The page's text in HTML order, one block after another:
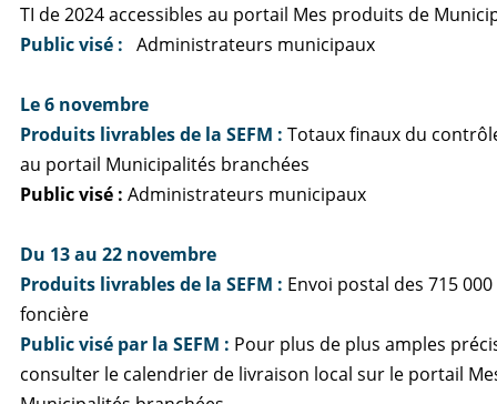
TI de 2024 accessibles au portail Mes produits de
Public visé : Administrateurs municipaux
Le 6 novembre
Produits livrables de la SEFM : Totaux finaux du
au portail Municipalités branchées
Public visé : Administrateurs municipaux
Du 13 au 22 novembre
Produits livrables de la SEFM : Envoi postal des 715
foncière
Public visé par la SEFM : Pour plus de plus amples
consulter le calendrier de livraison local sur le portail